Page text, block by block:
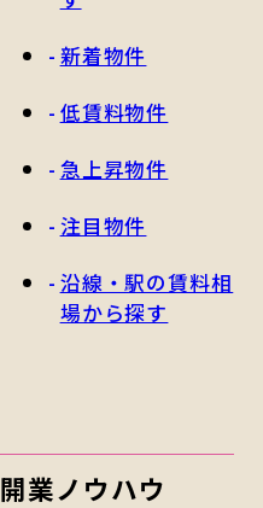
新着物件
低賃料物件
急上昇物件
注目物件
沿線・駅の賃料相
場から探す
開業ノウハウ